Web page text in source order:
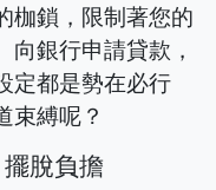
枷鎖，限制著您的
銀行申請貸款，
定都是勢在必行
束縛呢？
脫負擔